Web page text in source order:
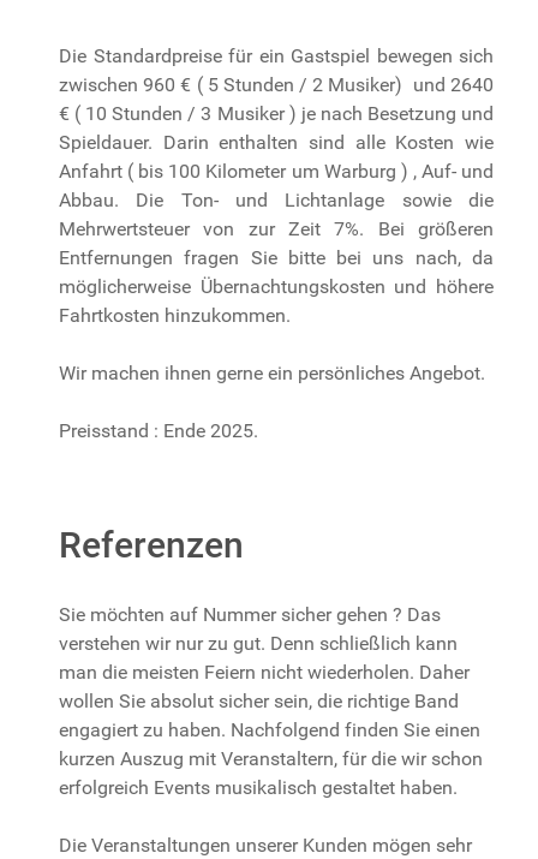
Die Standardpreise für ein Gastspiel bewegen sich
zwischen 960 € ( 5 Stunden / 2 Musiker) und 2640
€ ( 10 Stunden / 3 Musiker ) je nach Besetzung und
Spieldauer. Darin enthalten sind alle Kosten wie
Anfahrt ( bis 100 Kilometer um Warburg ) , Auf- und
Abbau. Die Ton- und Lichtanlage sowie die
Mehrwertsteuer von zur Zeit 7%. Bei größeren
Entfernungen fragen Sie bitte bei uns nach, da
möglicherweise Übernachtungskosten und höhere
Fahrtkosten hinzukommen.
Wir machen ihnen gerne ein persönliches Angebot.
Preisstand : Ende 2025.
Referenzen
Sie möchten auf Nummer sicher gehen ? Das
verstehen wir nur zu gut. Denn schließlich kann
man die meisten Feiern nicht wiederholen. Daher
wollen Sie absolut sicher sein, die richtige Band
engagiert zu haben. Nachfolgend finden Sie einen
kurzen Auszug mit Veranstaltern, für die wir schon
erfolgreich Events musikalisch gestaltet haben.
Die Veranstaltungen unserer Kunden mögen sehr